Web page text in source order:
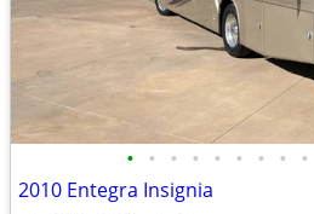
• • • • • • • • •
2010 Entegra Insignia